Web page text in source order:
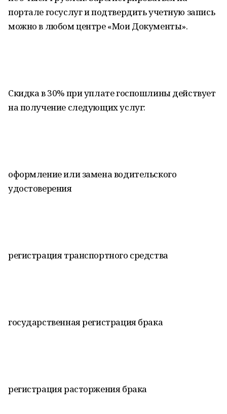
портале госуслуг и подтвердить учетную запись
можно в любом центре «Мои Документы».
Скидка в 30% при уплате госпошлины действует
на получение следующих услуг:
оформление или замена водительского
удостоверения
регистрация транспортного средства
государственная регистрация брака
регистрация расторжения брака